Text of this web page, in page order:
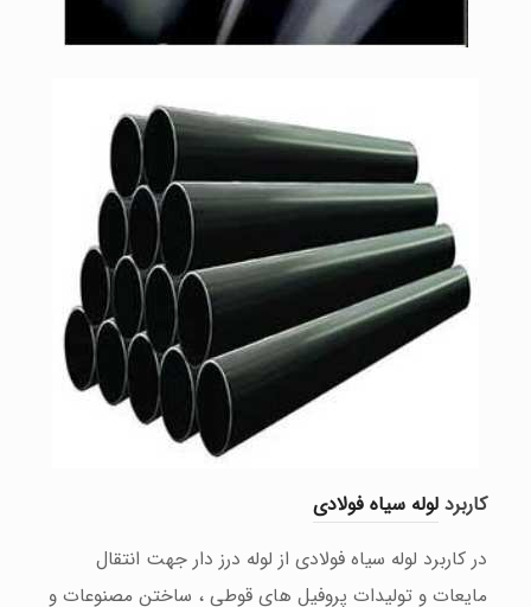
کاربرد لوله سیاه فولادی
در کاربرد لوله سیاه فولادی از لوله درز دار جهت انتقال
مایعات و تولیدات پروفیل های قوطی ، ساختن مصنوعات و